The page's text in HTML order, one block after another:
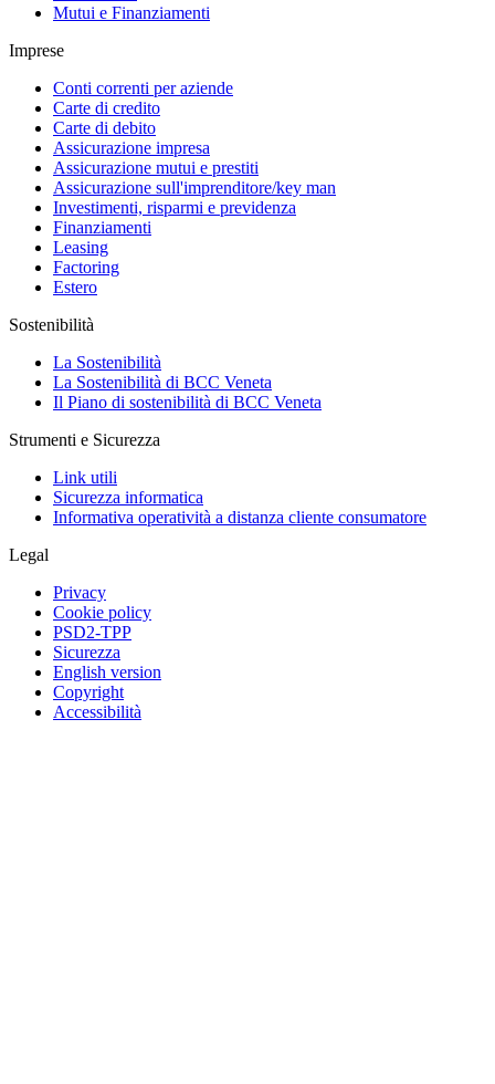
Mutui e Finanziamenti
Imprese
Conti correnti per aziende
Carte di credito
Carte di debito
Assicurazione impresa
Assicurazione mutui e prestiti
Assicurazione sull'imprenditore/key man
Investimenti, risparmi e previdenza
Finanziamenti
Leasing
Factoring
Estero
Sostenibilità
La Sostenibilità
La Sostenibilità di BCC Veneta
Il Piano di sostenibilità di BCC Veneta
Strumenti e Sicurezza
Link utili
Sicurezza informatica
Informativa operatività a distanza cliente consumatore
Legal
Privacy
Cookie policy
PSD2-TPP
Sicurezza
English version
Copyright
Accessibilità